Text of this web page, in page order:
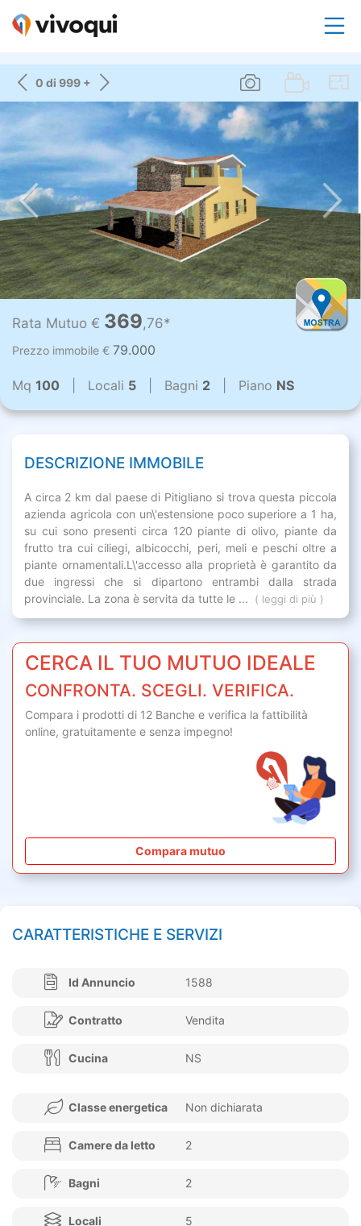
0 di 999 +
Rata Mutuo € 369,76*
Prezzo immobile € 79.000
Mq 100 | Locali 5 | Bagni 2 | Piano NS
DESCRIZIONE IMMOBILE
A circa 2 km dal paese di Pitigliano si trova questa piccola
azienda agricola con un\'estensione poco superiore a 1 ha,
su cui sono presenti circa 120 piante di olivo, piante da
frutto tra cui ciliegi, albicocchi, peri, meli e peschi oltre a
piante ornamentali.L\'accesso alla proprietà è garantito da
due ingressi che si dipartono entrambi dalla strada
provinciale. La zona è servita da tutte le ...
( leggi di più )
CERCA IL TUO MUTUO IDEALE
CONFRONTA. SCEGLI. VERIFICA.
Compara i prodotti di 12 Banche e verifica la fattibilità
online, gratuitamente e senza impegno!
Compara mutuo
CARATTERISTICHE E SERVIZI
Id Annuncio 1588
Contratto Vendita
Cucina NS
Classe energetica Non dichiarata
Camere da letto 2
Bagni 2
Locali 5